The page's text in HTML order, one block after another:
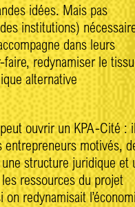
idées. Mais pas
institutions)
dans leurs
redynamiser le tissu
alternative
ouvrir un KPA-Cité : il
entrepreneurs motivés,
structure juridique et
ressources du projet
redynamisait